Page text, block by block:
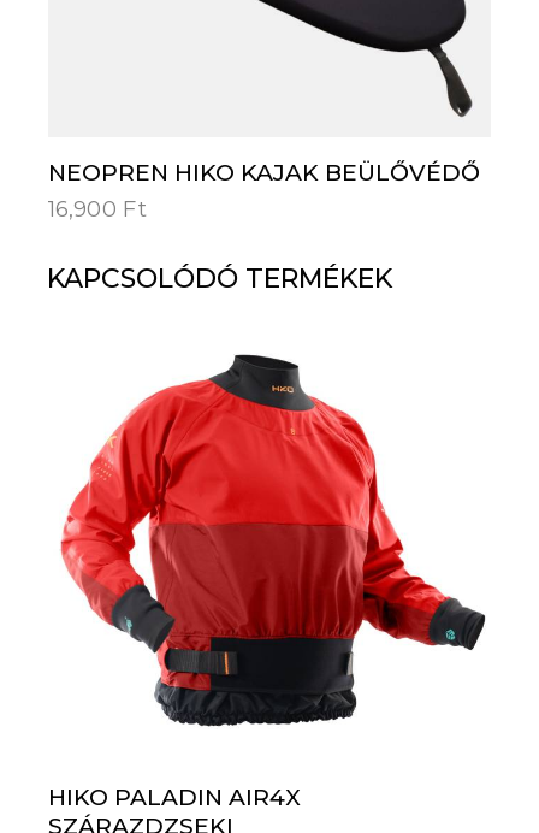
NEOPREN HIKO KAJAK BEÜLŐVÉDŐ
16,900 Ft
KAPCSOLÓDÓ TERMÉKEK
HIKO PALADIN AIR4X
SZÁRAZDZSEKI